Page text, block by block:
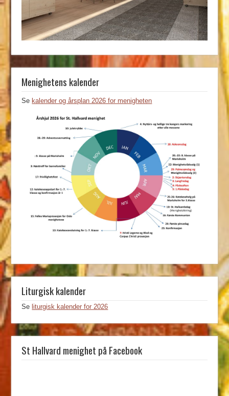
Menighetens kalender
Se kalender og årsplan 2026 for menigheten
Liturgisk kalender
Seliturgisk kalender for 2026
St Hallvard menighet på Facebook